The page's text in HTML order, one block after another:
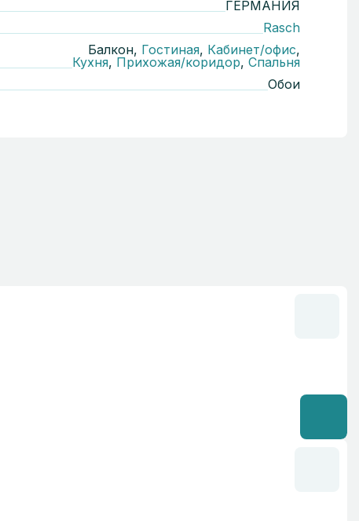
ГЕРМАНИЯ
Rasch
Балкон, Гостиная, Кабинет/офис,
Кухня, Прихожая/коридор, Спальня
Обои